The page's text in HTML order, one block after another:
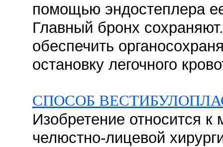
помощью эндостеплера
Главный бронх
обеспечить
остановку легочного
СПОСОБ
Изобретение относится
челюстно-лицевой